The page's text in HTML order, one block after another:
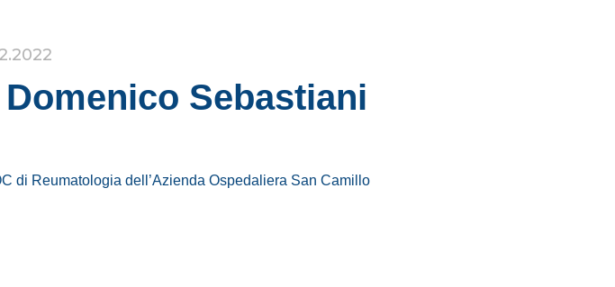
Sebastiani
di Reumatologia dell’Azienda Ospedaliera San Camillo